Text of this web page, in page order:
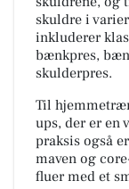
skuldre i
inkluderer
bænkpres,
skulderpres.
Til
ups, der er en
praksis også
maven og
fluer med et